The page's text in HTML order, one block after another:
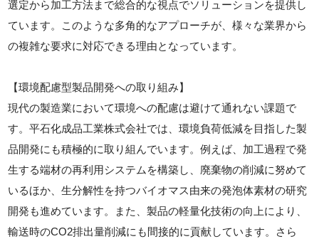
選定から加工方法まで総合的な視点でソリューションを提供し
ています。このような多角的なアプローチが、様々な業界から
の複雑な要求に対応できる理由となっています。
【環境配慮型製品開発への取り組み】
現代の製造業において環境への配慮は避けて通れない課題で
す。平石化成品工業株式会社では、環境負荷低減を目指した製
品開発にも積極的に取り組んでいます。例えば、加工過程で発
生する端材の再利用システムを構築し、廃棄物の削減に努めて
いるほか、生分解性を持つバイオマス由来の発泡体素材の研究
開発も進めています。また、製品の軽量化技術の向上により、
輸送時のCO2排出量削減にも間接的に貢献しています。さら